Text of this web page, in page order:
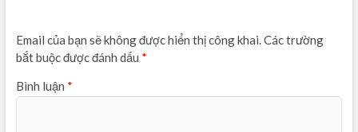
Email của bạn sẽ không được hiển thị công khai.Các trường
bắt buộc được đánh dấu *
Bình luận *